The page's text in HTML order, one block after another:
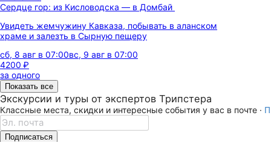
Сердце гор: из Кисловодска — в Домбай
Увидеть жемчужину Кавказа, побывать в аланском
храме и залезть в Сырную пещеру
сб, 8 авг в 07:00вс, 9 авг в 07:00
4200 ₽
за одного
Показать все
Экскурсии и туры от экспертов Трипстера
Классные места, скидки и интересные события у вас в почте ·
Подписаться